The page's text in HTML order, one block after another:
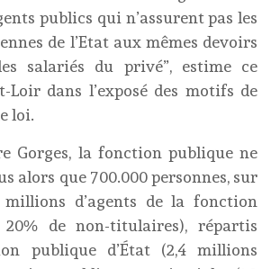
publics qui n’assurent pas les
de l’Etat aux mêmes devoirs
salariés du privé”, estime ce
Loir dans l’exposé des motifs de
loi.
Gorges, la fonction publique ne
alors que 700.000 personnes, sur
millions d’agents de la fonction
de non-titulaires), répartis
publique d’État (2,4 millions